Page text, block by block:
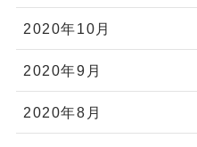
2020年10月
2020年9月
2020年8月